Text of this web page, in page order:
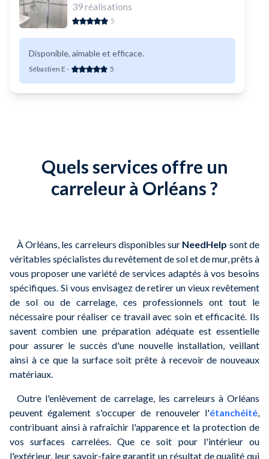
39réalisations
5
Disponible, aimable et efficace.
Sébastien E - 5
Quels services offre un
carreleur à Orléans ?
À Orléans, les carreleurs disponibles sur NeedHelp sont de
véritables spécialistes du revêtement de sol et de mur, prêts à
vous proposer une variété de services adaptés à vos besoins
spécifiques. Si vous envisagez de retirer un vieux revêtement
de sol ou de carrelage, ces professionnels ont tout le
nécessaire pour réaliser ce travail avec soin et efficacité. Ils
savent combien une préparation adéquate est essentielle
pour assurer le succès d'une nouvelle installation, veillant
ainsi à ce que la surface soit prête à recevoir de nouveaux
matériaux.
Outre l'enlèvement de carrelage, les carreleurs à Orléans
peuvent également s'occuper de renouveler l'étanchéité,
contribuant ainsi à rafraîchir l'apparence et la protection de
vos surfaces carrelées. Que ce soit pour l'intérieur ou
l'extérieur, leur savoir-faire garantit un résultat de qualité qui